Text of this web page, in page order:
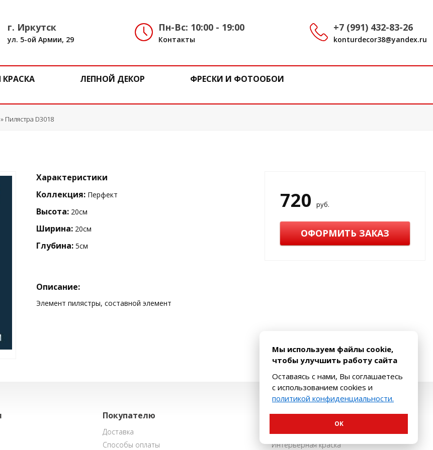
г. Иркутск
ул. 5-ой Армии, 29
Пн-Вс: 10:00 - 19:00
Контакты
+7 (991) 432-83-26
konturdecor38@yandex.ru
КРАСКА ЛЕПНОЙ ДЕКОР
ФРЕСКИ И ФОТООБОИ
» Пилястра D3018
Характеристики
Коллекция: Перфект
Высота: 20см
Ширина: 20см
Глубина: 5см
720 руб.
ОФОРМИТЬ ЗАКАЗ
Описание:
Элемент пилястры, составной элемент
Покупателю
Доставка
Способы оплаты
Наш каталог
Интерьерная краска
Мы используем файлы cookie,
чтобы улучшить работу сайта
Оставаясь с нами, Вы соглашаетесь
с использованием cookies и
политикой конфиденциальности.
OK